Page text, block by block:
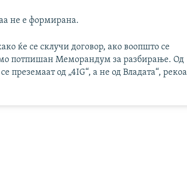
не е формирана.
ќе се склучи договор, ако воопшто се
потпишан Меморандум за разбирање. Од
преземаат од „4IG“, а не од Владата“, рекоа